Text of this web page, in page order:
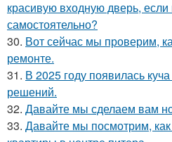
красивую входную дверь,
самостоятельно?
30. Вот сейчас мы проверим,
ремонте.
31. В 2025 году появилась
решений.
32. Давайте мы сделаем вам
33. Давайте мы посмотрим,